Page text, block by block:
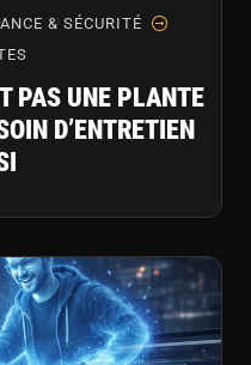
& SÉCURITÉ
PAS UNE PLANTE
D’ENTRETIEN